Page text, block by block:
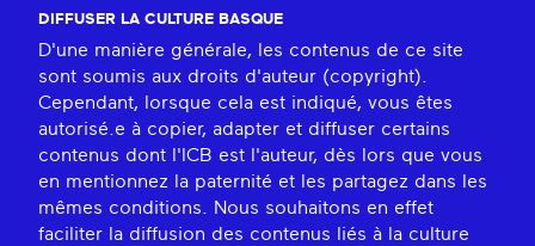
DIFFUSER LA CULTURE BASQUE
D'une manière générale, les contenus de ce site
sont soumis aux droits d'auteur (copyright).
Cependant, lorsque cela est indiqué, vous êtes
autorisé.e à copier, adapter et diffuser certains
contenus dont l'ICB est l'auteur, dès lors que vous
en mentionnez la paternité et les partagez dans les
mêmes conditions. Nous souhaitons en effet
faciliter la diffusion des contenus liés à la culture